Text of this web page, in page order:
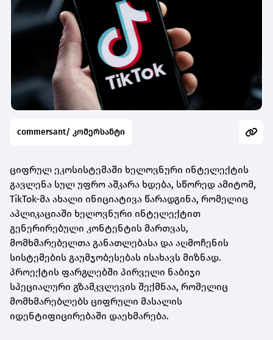
commersant/ კომერსანტი
ციფრულ ეკოსისტემაში ხელოვნური ინტელექტის
გავლენა სულ უფრო აშკარა ხდება, სწორედ ამიტომ,
TikTok-მა ახალი ინიციატივა წარადგინა, რომელიც
აპლიკაციაში ხელოვნური ინტელექტით
გენერირებული კონტენტის მართვას,
მომხმარებელთა განათლებასა და აღმოჩენის
სისტემების გაუმჯობესებას ისახავს მიზნად.
პროექტის ფარგლებში პირველი ნაბიჯი
სპეციალური გზამკვლევის შექმნაა, რომელიც
მომხმარებლებს ციფრული მასალის
იდენტიფიცირებაში დაეხმარება.